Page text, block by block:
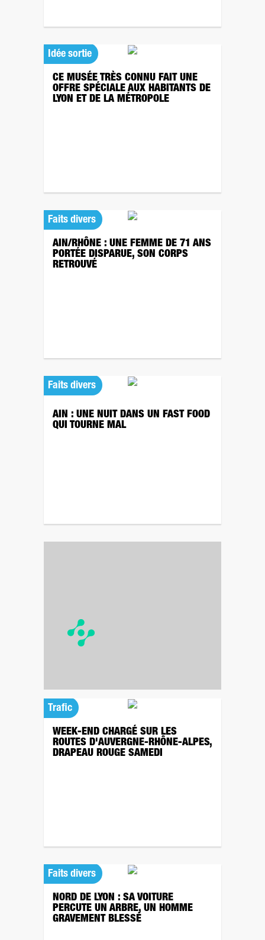
Idée sortie
CE MUSÉE TRÈS CONNU FAIT UNE
OFFRE SPÉCIALE AUX HABITANTS DE
LYON ET DE LA MÉTROPOLE
Faits divers
AIN/RHÔNE : UNE FEMME DE 71 ANS
PORTÉE DISPARUE, SON CORPS
RETROUVÉ
Faits divers
AIN : UNE NUIT DANS UN FAST FOOD
QUI TOURNE MAL
Trafic
WEEK-END CHARGÉ SUR LES
ROUTES D'AUVERGNE-RHÔNE-ALPES,
DRAPEAU ROUGE SAMEDI
Faits divers
NORD DE LYON : SA VOITURE
PERCUTE UN ARBRE, UN HOMME
GRAVEMENT BLESSÉ